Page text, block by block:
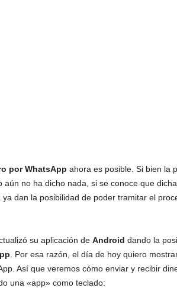
por WhatsApp ahora es posible. Si bien la
aún no ha dicho nada, si se conoce que
ya dan la posibilidad de poder tramitar el
su aplicación de Android dando la
. Por esa razón, el día de hoy quiero
Así que veremos cómo enviar y recibir
una «app» como teclado: